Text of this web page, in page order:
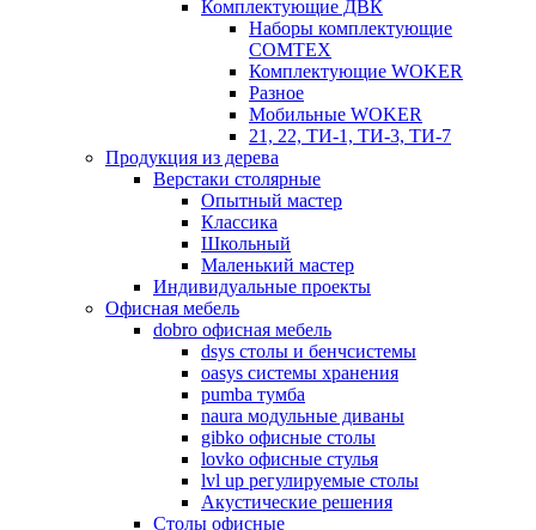
Комплектующие ДВК
Наборы комплектующие
COMTEX
Комплектующие WOKER
Разное
Мобильные WOKER
21, 22, ТИ-1, ТИ-3, ТИ-7
Продукция из дерева
Верстаки столярные
Опытный мастер
Классика
Школьный
Маленький мастер
Индивидуальные проекты
Офисная мебель
dobro офисная мебель
dsys столы и бенчсистемы
oasys системы хранения
pumba тумба
naura модульные диваны
gibko офисные столы
lovko офисные стулья
lvl up регулируемые столы
Акустические решения
Столы офисные